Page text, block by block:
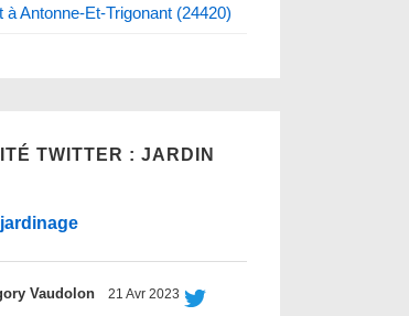
à Antonne-Et-Trigonant (24420)
TWITTER : JARDIN
Vaudolon 21 Avr 2023